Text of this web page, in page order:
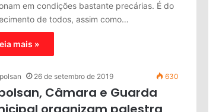
em condições bastante precárias. É do
de todos, assim como…
mais »
26 de setembro de 2019 630
Câmara e Guarda